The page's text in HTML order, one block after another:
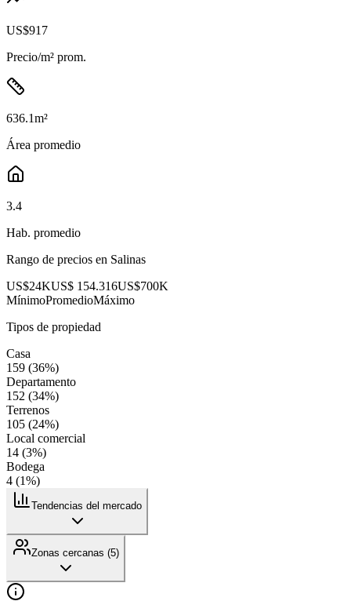
US$917
Precio/m² prom.
636.1m²
Área promedio
3.4
Hab. promedio
Rango de precios en Salinas
US$24KUS$ 154.316US$700K
MínimoPromedioMáximo
Tipos de propiedad
Casa
159 (36%)
Departamento
152 (34%)
Terrenos
105 (24%)
Local comercial
14 (3%)
Bodega
4 (1%)
Tendencias del mercado
Zonas cercanas (5)